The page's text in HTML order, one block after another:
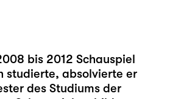
bis 2012 Schauspiel
studierte, absolvierte er
des Studiums der